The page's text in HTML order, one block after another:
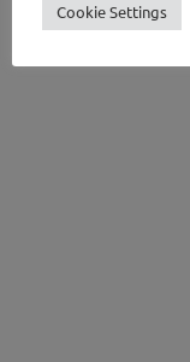
Cookie Settings